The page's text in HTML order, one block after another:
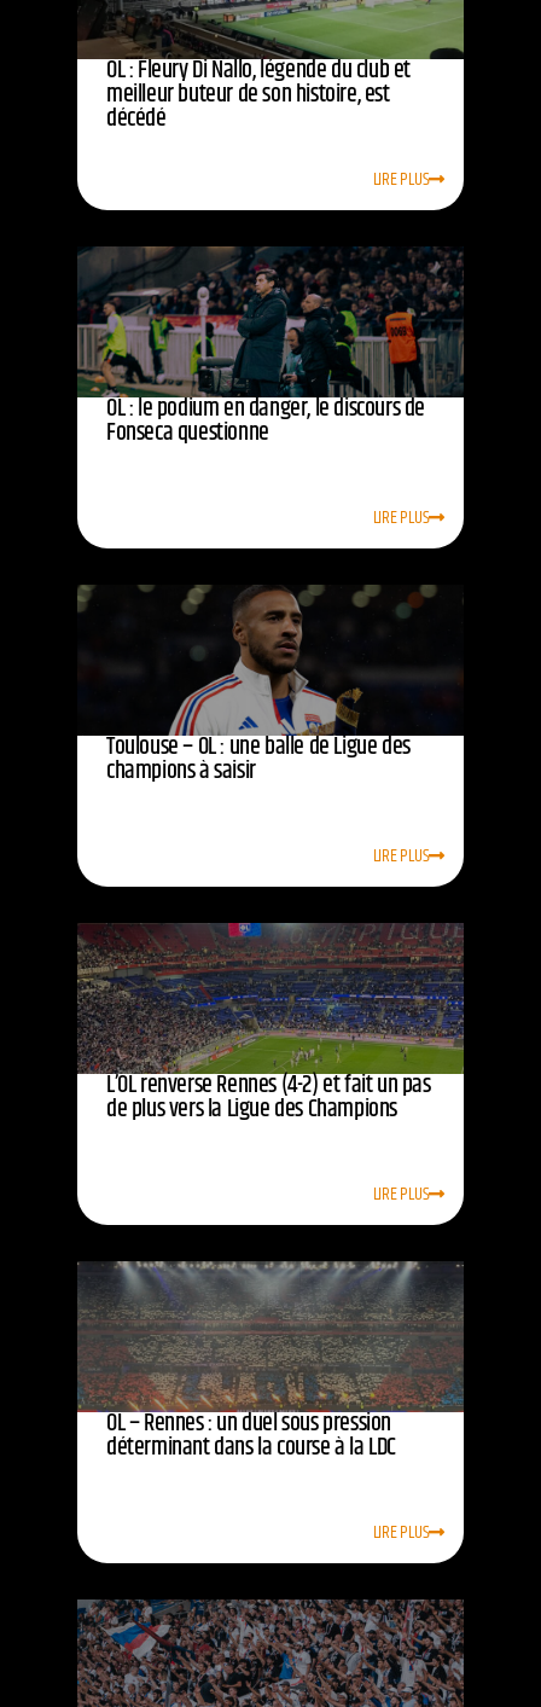
OL : Fleury Di Nallo, légende du club et
meilleur buteur de son histoire, est
décédé
LIRE PLUS
OL : le podium en danger, le discours de
Fonseca questionne
LIRE PLUS
Toulouse – OL : une balle de Ligue des
champions à saisir
LIRE PLUS
L’OL renverse Rennes (4-2) et fait un pas
de plus vers la Ligue des Champions
LIRE PLUS
OL – Rennes : un duel sous pression
déterminant dans la course à la LDC
LIRE PLUS